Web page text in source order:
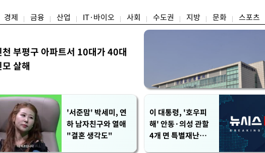
경제 금융 산업 IT·바이오 사회 수도권 지방 문화 스포츠
천 부평구 아파트서 10대가 40대
모 살해
'서준맘' 박세미, 연
하 남자친구와 열애
"결혼 생각도"
이 대통령, '호우피
해' 안동·의성 관할
4개 면 특별재난지역